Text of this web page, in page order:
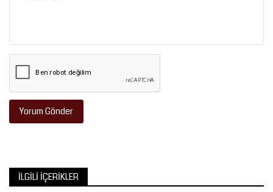
Yorum Gönder
İLGILI İÇERIKLER